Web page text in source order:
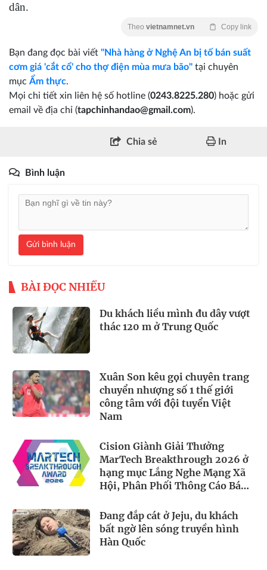
dân.
Theo vietnamnet.vn Copy link
Bạn đang đọc bài viết "Nhà hàng ở Nghệ An bị tố bán suất
cơm giá 'cắt cổ' cho thợ điện mùa mưa bão" tại chuyên
mục Ẩm thực.
Mọi chi tiết xin liên hệ số hotline (0243.8225.280) hoặc gửi
email về địa chỉ (tapchinhandao@gmail.com).
Chia sẻ In
Bình luận
Gửi bình luận
BÀI ĐỌC NHIỀU
Du khách liều mình đu dây vượt
thác 120 m ở Trung Quốc
Xuân Son kêu gọi chuyên trang
chuyển nhượng số 1 thế giới
công tâm với đội tuyển Việt
Nam
Cision Giành Giải Thưởng
MarTech Breakthrough 2026 ở
hạng mục Lắng Nghe Mạng Xã
Hội, Phân Phối Thông Cáo Báo
Lời (AEO)
Đang đắp cát ở Jeju, du khách
bất ngờ lên sóng truyền hình
Hàn Quốc